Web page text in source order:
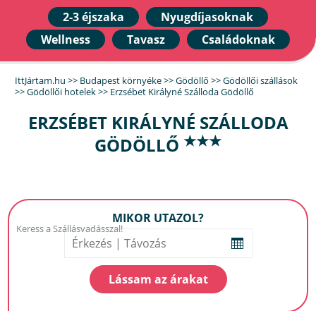
2-3 éjszaka
Nyugdíjasoknak
Wellness
Tavasz Családoknak
IttJártam.hu >> Budapest környéke>>Gödöllő >>Gödöllői szállások
>>Gödöllői hotelek>> Erzsébet Királyné Szálloda Gödöllő
ERZSÉBET KIRÁLYNÉ SZÁLLODA
GÖDÖLLŐ ★★★
MIKOR UTAZOL?